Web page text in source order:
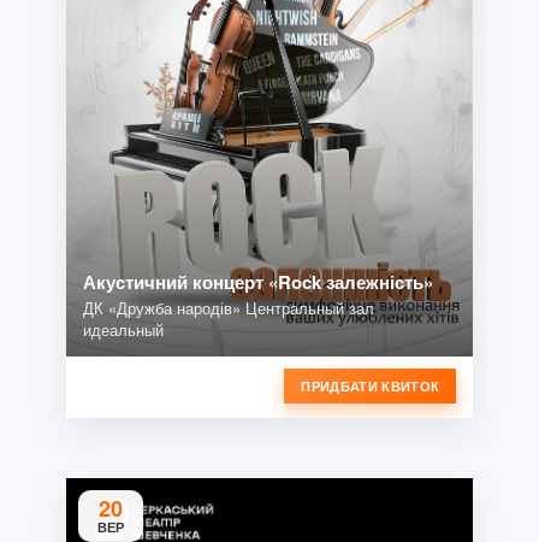
Акустичний концерт «Rock залежність»
ДК «Дружба народів» Центральный зал
идеальный
ПРИДБАТИ КВИТОК
20
ВЕР